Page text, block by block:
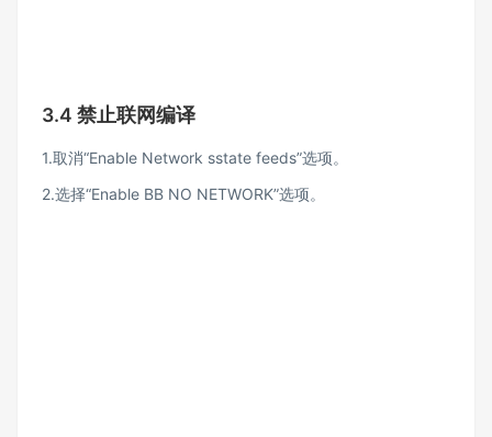
3.4 禁止联网编译
1.取消“Enable Network sstate feeds”选项。
2.选择“Enable BB NO NETWORK”选项。